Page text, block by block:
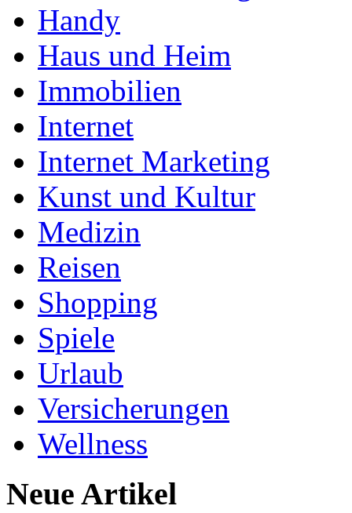
Handy
Haus und Heim
Immobilien
Internet
Internet Marketing
Kunst und Kultur
Medizin
Reisen
Shopping
Spiele
Urlaub
Versicherungen
Wellness
Neue Artikel